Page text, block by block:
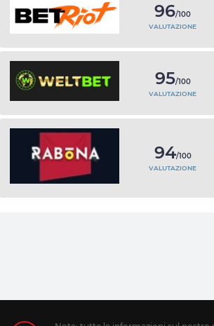
96/100
VALUTAZIONE
95/100
VALUTAZIONE
94/100
VALUTAZIONE